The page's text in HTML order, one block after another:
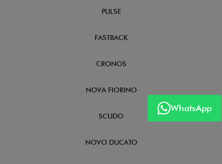
WhatsApp
PULSE
FASTBACK
CRONOS
NOVA FIORINO
SCUDO
NOVO DUCATO